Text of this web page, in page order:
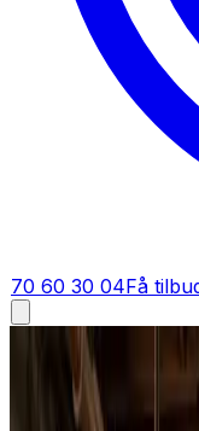
70 60 30 04Få
Ventilationsrens i